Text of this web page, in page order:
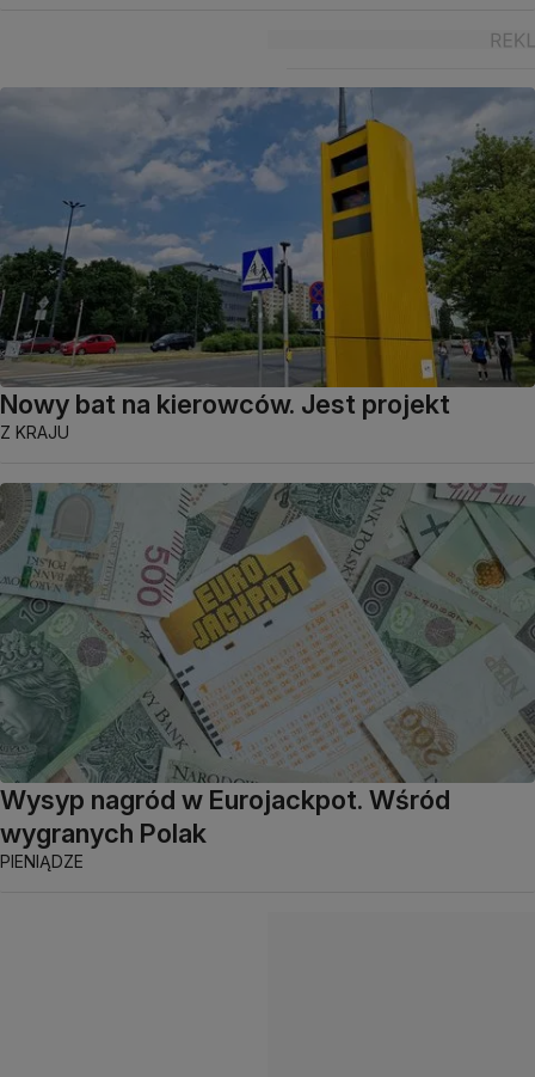
Nowy bat na kierowców. Jest projekt
Z KRAJU
Wysyp nagród w Eurojackpot. Wśród
wygranych Polak
PIENIĄDZE